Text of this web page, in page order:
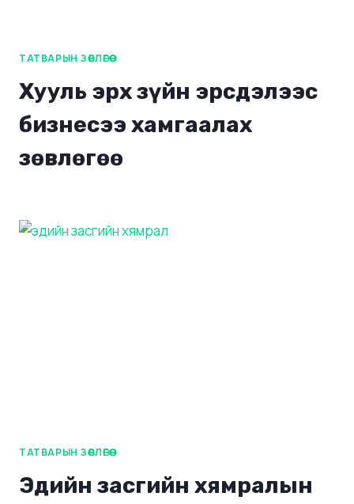
ТАТВАРЫН ЗӨВЛӨГӨӨ
Хууль эрх зүйн эрсдэлээс
бизнесээ хамгаалах
зөвлөгөө
ТАТВАРЫН ЗӨВЛӨГӨӨ
Эдийн засгийн хямралын